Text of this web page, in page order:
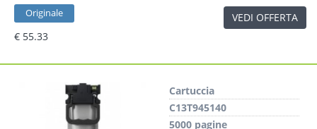
Originale
€ 55.33
VEDI OFFERTA
Cartuccia
C13T945140
5000 pagine